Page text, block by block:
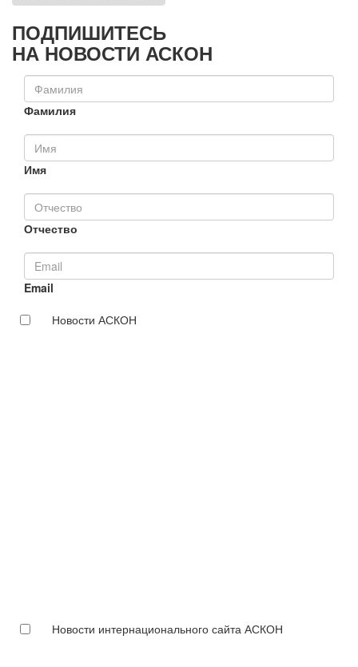
ПОДПИШИТЕСЬ
НА НОВОСТИ АСКОН
Фамилия
Имя
Отчество
Email
Новости АСКОН
Новости интернационального сайта АСКОН